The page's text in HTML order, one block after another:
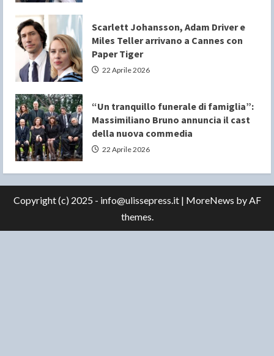
Scarlett Johansson, Adam Driver e
Miles Teller arrivano a Cannes con
Paper Tiger
22 Aprile 2026
“Un tranquillo funerale di famiglia”:
Massimiliano Bruno annuncia il cast
della nuova commedia
22 Aprile 2026
Copyright (c) 2025 - info@ulissepress.it | MoreNews by AF
themes.